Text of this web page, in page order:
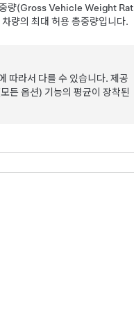
량(Gross Vehicle Weight
량의 최대 허용 총중량입니다.
따라서 다를 수 있습니다. 제공
든 옵션) 기능의 평균이 장착된